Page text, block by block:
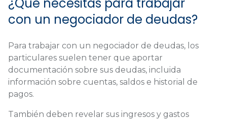
con un negociador de deudas?
Para trabajar con un negociador de deudas, los
particulares suelen tener que aportar
documentación sobre sus deudas, incluida
información sobre cuentas, saldos e historial de
pagos.
También deben revelar sus ingresos y gastos